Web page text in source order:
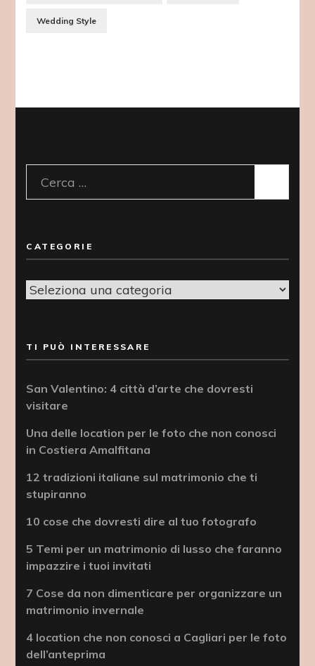
Wedding Style
Ricerca
per:
CATEGORIE
Categorie
TI PUÒ INTERESSARE
San Valentino: 4 città d’arte che dovresti
visitare
Una delle location per le foto che non conosci
in Costiera Amalfitana
12 tradizioni italiane sul matrimonio che ti
stupiranno
10 cose che dovresti dire al tuo fotografo
5 Temi per un matrimonio di lusso che faranno
impazzire i tuoi invitati
7 Cose da non dimenticare per organizzare un
matrimonio invernale
4 location che non conosci a Cagliari per le foto
dell’anteprima